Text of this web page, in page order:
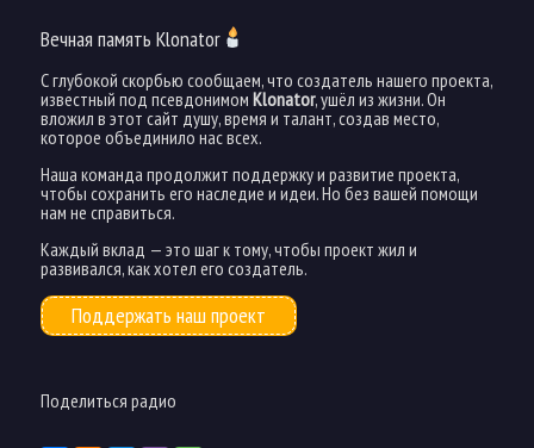
Вечная память Klonator
С глубокой скорбью сообщаем, что создатель нашего проекта,
известный под псевдонимом Klonator, ушёл из жизни. Он
вложил в этот сайт душу, время и талант, создав место,
которое объединило нас всех.
Наша команда продолжит поддержку и развитие проекта,
чтобы сохранить его наследие и идеи. Но без вашей помощи
нам не справиться.
Каждый вклад — это шаг к тому, чтобы проект жил и
развивался, как хотел его создатель.
Поддержать наш проект
Поделиться радио